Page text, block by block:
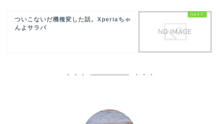
ついこないだ機種変した話。Xperiaちゃ
んよサラバ